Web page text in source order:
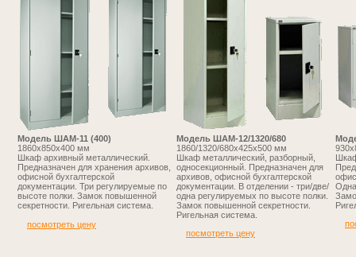
Модель ШАМ-11 (400)
1860х850х400 мм
Шкаф архивный металлический.
Предназначен для хранения архивов,
офисной бухгалтерской
документации. Три регулируемые по
высоте полки. Замок повышенной
секретности. Ригельная система.
посмотреть цену
Модель ШАМ-12/1320/680
1860/1320/680х425х500 мм
Шкаф металлический, разборный,
односекционный. Предназначен для
архивов, офисной бухгалтерской
документации. В отделении - три/две/
одна регулируемых по высоте полки.
Замок повышенной секретности.
Ригельная система.
посмотреть цену